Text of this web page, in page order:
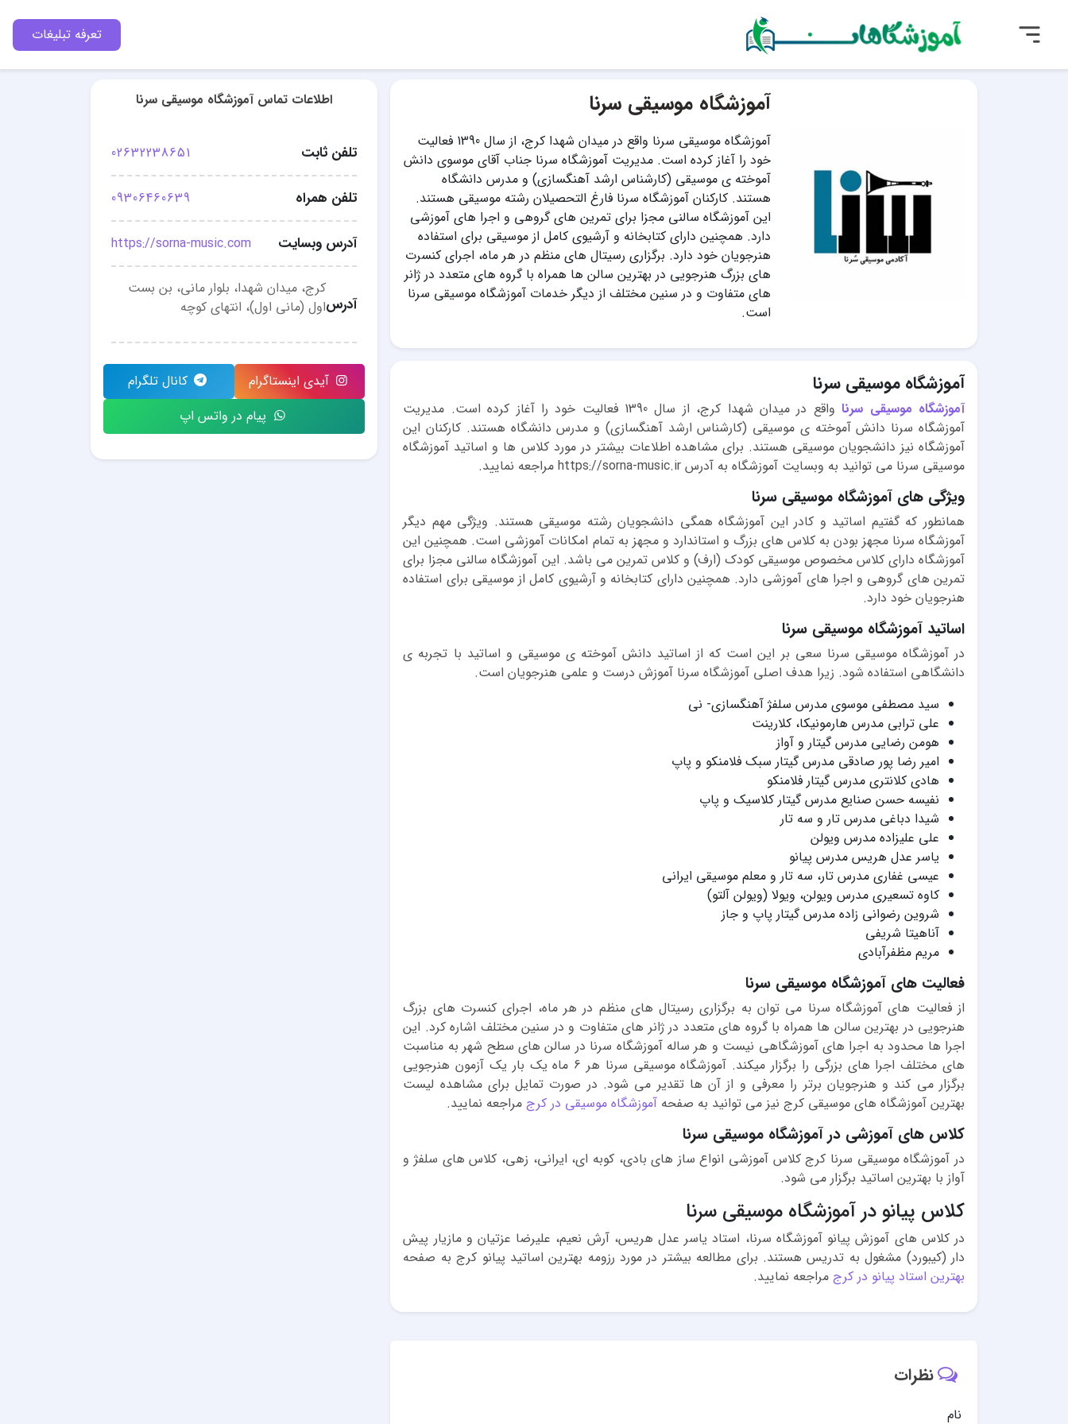
تعرفه تبلیغات
آموزشگاه موسیقی سرنا
آموزشگاه موسیقی سرنا واقع در میدان شهدا کرج، از سال 1390 فعالیت
خود را آغاز کرده است. مدیریت آموزشگاه سرنا جناب آقای موسوی دانش
آموخته ی موسیقی (کارشناس ارشد آهنگسازی) و مدرس دانشگاه
هستند. کارکنان آموزشگاه سرنا فارغ التحصیلان رشته موسیقی هستند.
این آموزشگاه سالنی مجزا برای تمرین های گروهی و اجرا های آموزشی
دارد. همچنین دارای کتابخانه و آرشیوی کامل از موسیقی برای استفاده
هنرجویان خود دارد. برگزاری رسیتال های منظم در هر ماه، اجرای کنسرت
های بزرگ هنرجویی در بهترین سالن ها همراه با گروه های متعدد در ژانر
های متفاوت و در سنین مختلف از دیگر خدمات آموزشگاه موسیقی سرنا
است.
آموزشگاه موسیقی سرنا
آموزشگاه موسیقی سرنا
واقع در میدان شهدا کرج، از سال 1390 فعالیت خود را آغاز کرده است. مدیریت
آموزشگاه سرنا دانش آموخته ی موسیقی (کارشناس ارشد آهنگسازی) و مدرس دانشگاه هستند. کارکنان این
آموزشگاه نیز دانشجویان موسیقی هستند. برای مشاهده اطلاعات بیشتر در مورد کلاس ها و اساتید آموزشگاه
موسیقی سرنا می توانید به وبسایت آموزشگاه به آدرس https://sorna-music.ir مراجعه نمایید.
ویژگی های آموزشگاه موسیقی سرنا
همانطور که گفتیم اساتید و کادر این آموزشگاه همگی دانشجویان رشته موسیقی هستند. ویژگی مهم دیگر
آموزشگاه سرنا مجهز بودن به کلاس های بزرگ و استاندارد و مجهز به تمام امکانات آموزشی است. همچنین این
آموزشگاه دارای کلاس مخصوص موسیقی کودک (ارف) و کلاس تمرین می باشد. این آموزشگاه سالنی مجزا برای
تمرین های گروهی و اجرا های آموزشی دارد. همچنین دارای کتابخانه و آرشیوی کامل از موسیقی برای استفاده
هنرجویان خود دارد.
اساتید آموزشگاه موسیقی سرنا
در آموزشگاه موسیقی سرنا سعی بر این است که از اساتید دانش آموخته ی موسیقی و اساتید با تجربه ی
دانشگاهی استفاده شود. زیرا هدف اصلی آموزشگاه سرنا آموزش درست و علمی هنرجویان است.
سید مصطفی موسوی مدرس سلفژ آهنگسازی- نی
علی ترابی مدرس هارمونیکا، کلارینت
هومن رضایی مدرس گیتار و آواز
امیر رضا پور صادقی مدرس گیتار سبک فلامنکو و پاپ
هادی کلانتری مدرس گیتار فلامنکو
نفیسه حسن صنایع مدرس گیتار کلاسیک و پاپ
شیدا دباغی مدرس تار و سه تار
علی علیزاده مدرس ویولن
یاسر عدل هریس مدرس پیانو
عیسی غفاری مدرس تار، سه تار و معلم موسیقی ایرانی
کاوه تسعیری مدرس ویولن، ویولا (ویولن آلتو)
شروین رضوانی زاده مدرس گیتار پاپ و جاز
آناهیتا شریفی
مریم مظفرآبادی
فعالیت های آموزشگاه موسیقی سرنا
از فعالیت های آموزشگاه سرنا می توان به برگزاری رسیتال های منظم در هر ماه، اجرای کنسرت های بزرگ
هنرجویی در بهترین سالن ها همراه با گروه های متعدد در ژانر های متفاوت و در سنین مختلف اشاره کرد. این
اجرا ها محدود به اجرا های آموزشگاهی نیست و هر ساله آموزشگاه سرنا در سالن های سطح شهر به مناسبت
های مختلف اجرا های بزرگی را برگزار میکند. آموزشگاه موسیقی سرنا هر 6 ماه یک بار یک آزمون هنرجویی
برگزار می کند و هنرجویان برتر را معرفی و از آن ها تقدیر می شود. در صورت تمایل برای مشاهده لیست
بهترین آموزشگاه های موسیقی کرج نیز می توانید به صفحه آموزشگاه موسیقی در کرج مراجعه نمایید.
کلاس های آموزشی در آموزشگاه موسیقی سرنا
در آموزشگاه موسیقی سرنا کرج کلاس آموزشی انواع ساز های بادی، کوبه ای، ایرانی، زهی، کلاس های سلفژ و
آواز با بهترین اساتید برگزار می شود.
کلاس پیانو در آموزشگاه موسیقی سرنا
در کلاس های آموزش پیانو آموزشگاه سرنا، استاد یاسر عدل هریس، آرش نعیم، علیرضا عزتیان و مازیار پیش
دار (کیبورد) مشغول به تدریس هستند. برای مطالعه بیشتر در مورد رزومه بهترین اساتید پیانو کرج به صفحه
بهترین استاد پیانو در کرج مراجعه نمایید.
نظرات
نام
اطلاعات تماس آموزشگاه موسیقی سرنا
تلفن ثابت 02632238651
تلفن همراه 09306460639
آدرس وبسایت https://sorna-music.com
آدرس
کرج، میدان شهدا، بلوار مانی، بن بست
اول (مانی اول)، انتهای کوچه
آیدی اینستاگرام
کانال تلگرام
پیام در واتس اپ